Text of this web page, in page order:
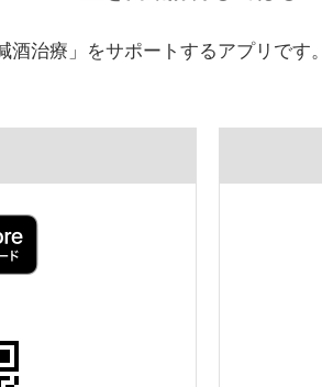
酒治療」をサポートするアプリで